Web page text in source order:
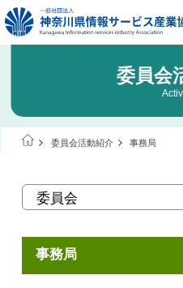
委員会
委員会活動紹介 事務局
事務局